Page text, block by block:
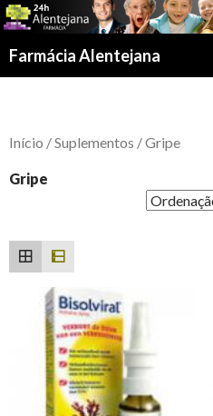
Farmácia Alentejana
Início /Suplementos / Gripe
Gripe